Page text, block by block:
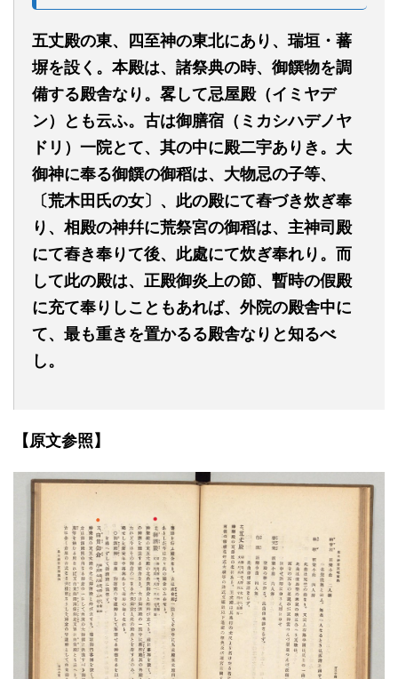
五丈殿の東、四至神の東北にあり、瑞垣・蕃
塀を設く。本殿は、諸祭典の時、御饌物を調
備する殿舎なり。畧して忌屋殿（イミヤデ
ン）とも云ふ。古は御膳宿（ミカシハデノヤ
ドリ）一院とて、其の中に殿二宇ありき。大
御神に奉る御饌の御稻は、大物忌の子等、
〔荒木田氏の女〕、此の殿にて舂づき炊ぎ奉
り、相殿の神幷に荒祭宮の御稻は、主神司殿
にて舂き奉りて後、此處にて炊ぎ奉れり。而
して此の殿は、正殿御炎上の節、暫時の假殿
に充て奉りしこともあれば、外院の殿舎中に
て、最も重きを置かるる殿舎なりと知るべ
し。
【原文参照】